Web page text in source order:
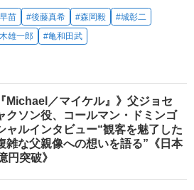
苗 #後藤真希 #森岡毅
#城彰二
雄一郎 #亀和田武
Michael／マイケル』》父ジョセ
クソン役、コールマン・ドミンゴ
ャルインタビュー“観客を魅了した
雑な父親像への想いを語る”《日本
円突破》